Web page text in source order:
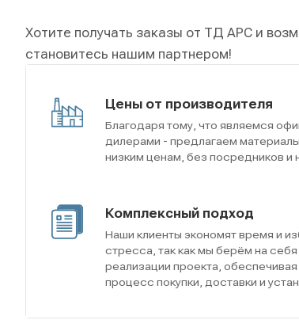
Хотите получать заказы от ТД АРС и
становитесь нашим партнером!
Цены от производителя
Благодаря тому, что являемся
дилерами - предлагаем
низким ценам, без посредников и
Комплексный подход
Наши клиенты экономят время и
стресса, так как мы берём на
реализации проекта, обеспечивая
процесс покупки, доставки и